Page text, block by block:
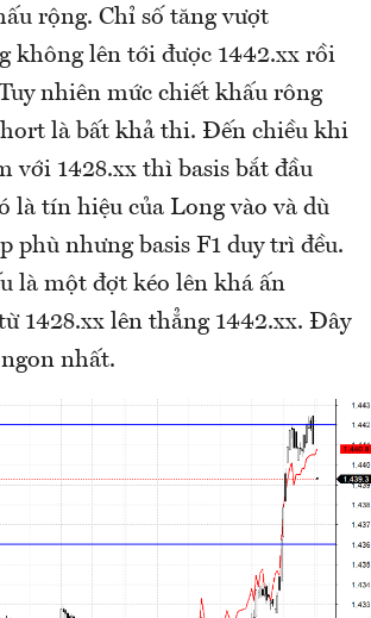
rộng. Chỉ số tăng vượt
không lên tới được 1442.xx rồi
nhiên mức chiết khấu rông
là bất khả thi. Đến chiều khi
với 1428.xx thì basis bắt đầu
là tín hiệu của Long vào và dù
phù nhưng basis F1 duy trì đều.
là một đợt kéo lên khá ấn
1428.xx lên thẳng 1442.xx. Đây
nhất.